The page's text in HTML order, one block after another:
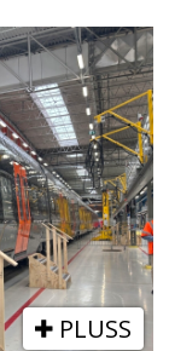
PLUSS